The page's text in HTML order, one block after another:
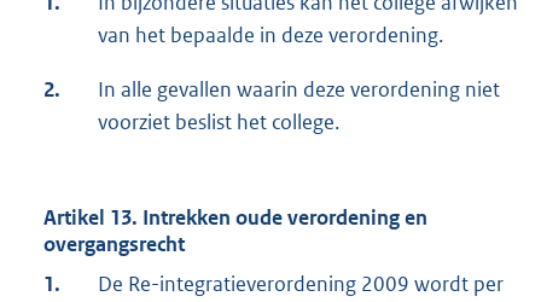
van het bepaalde in deze verordening.
2.
In alle gevallen waarin deze verordening niet
voorziet beslist het college.
Artikel 13. Intrekken oude verordening en
overgangsrecht
1.
De Re-integratieverordening 2009 wordt per